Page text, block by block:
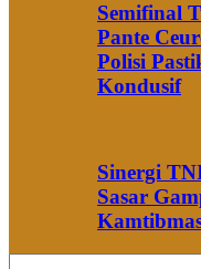
Semifinal
Pante
Polisi
Kondusif
Sinergi
Sasar